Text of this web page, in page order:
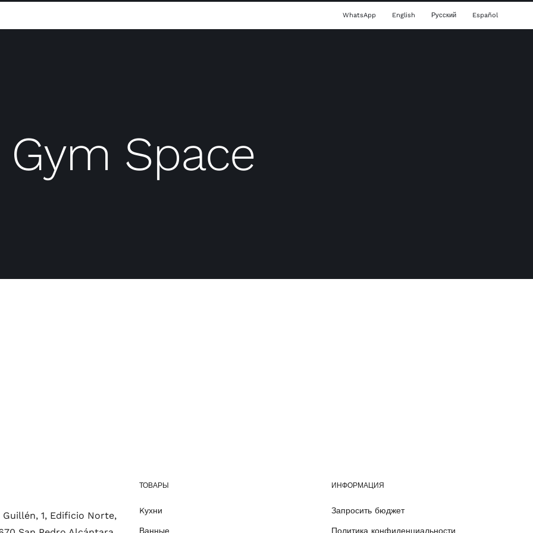
WhatsApp English Русский Español
Gym Space
Guillén, 1, Edificio Norte,
ТОВАРЫ
Kухни
Ванные
ИНФОРМАЦИЯ
Запросить бюджет
Политика конфиденциальности